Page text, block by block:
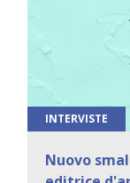
INTERVISTE
Nuovo